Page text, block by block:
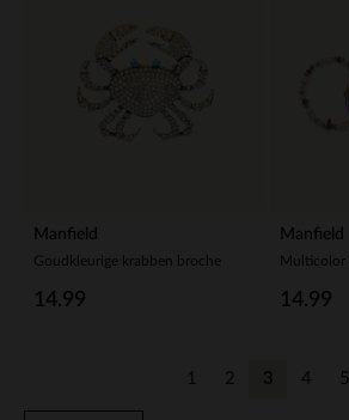
Manfield
Goudkleurige krabben broche
14.99
Manfield
14.99
1 2 3 4 5